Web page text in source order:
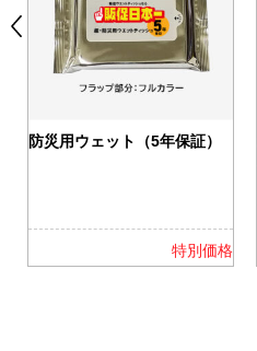
防災用ウェット（5年保証）
特別価格